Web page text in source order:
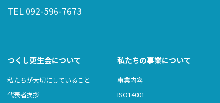
TEL 092-596-7673
つくし更生会について
私たちが大切にしていること
代表者挨拶
私たちの事業について
事業内容
ISO14001